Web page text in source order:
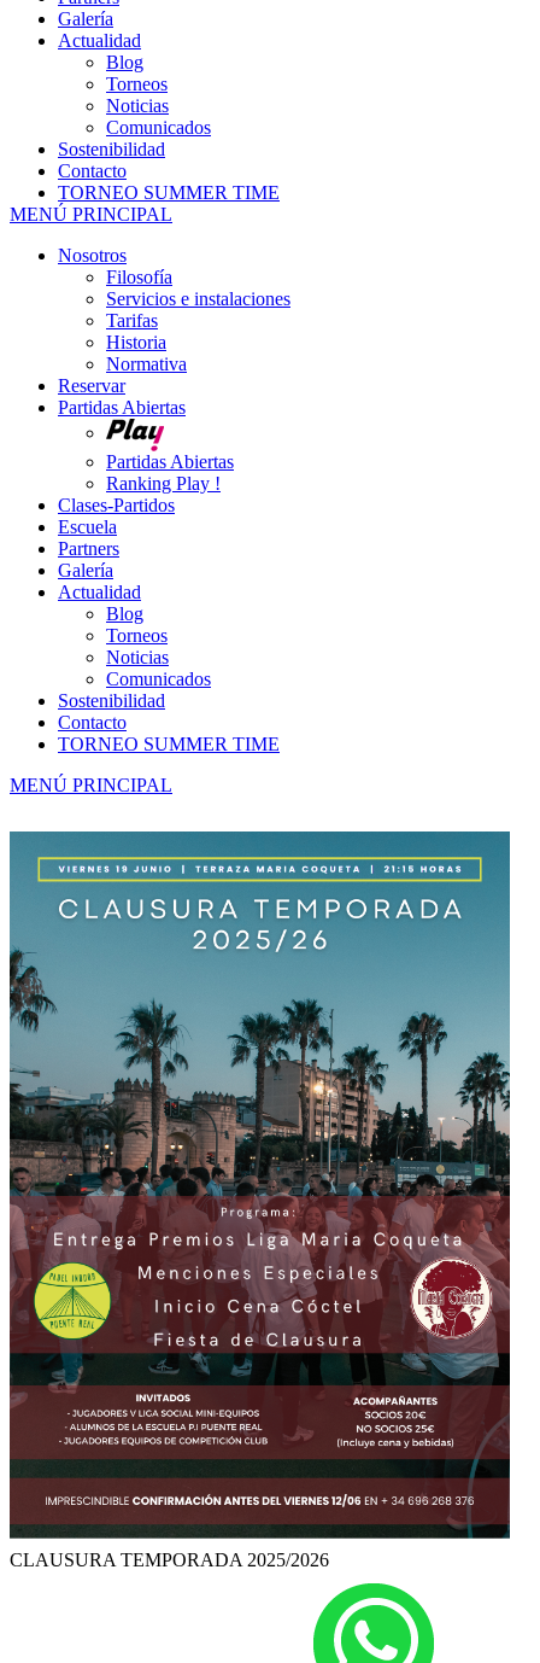
Galería
Actualidad
Blog
Torneos
Noticias
Comunicados
Sostenibilidad
Contacto
TORNEO SUMMER TIME
MENÚ PRINCIPAL
Nosotros
Filosofía
Servicios e instalaciones
Tarifas
Historia
Normativa
Reservar
Partidas Abiertas
Partidas Abiertas
Ranking Play !
Clases-Partidos
Escuela
Partners
Galería
Actualidad
Blog
Torneos
Noticias
Comunicados
Sostenibilidad
Contacto
TORNEO SUMMER TIME
MENÚ PRINCIPAL
CLAUSURA TEMPORADA 2025/2026